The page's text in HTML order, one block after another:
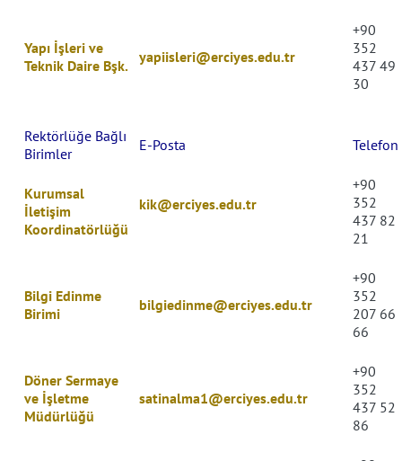
Yapı İşleri ve
Teknik Daire Bşk. yapiisleri@erciyes.edu.tr
+90
352
437 49
30
Rektörlüğe Bağlı
Birimler
E-Posta Telefon
Kurumsal
İletişim
Koordinatörlüğü
kik@erciyes.edu.tr
+90
352
437 82
21
Bilgi Edinme
Birimi
bilgiedinme@erciyes.edu.tr
+90
352
207 66
66
Döner Sermaye
ve İşletme
Müdürlüğü
satinalma1@erciyes.edu.tr
+90
352
437 52
86